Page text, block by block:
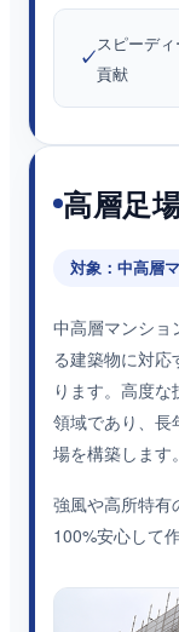
スピーデ
貢献
高層足
対象：中高層
中高層マンショ
る建築物に対
ります。高度
領域であり、長
場を構築します。
強風や高所特有
100%安心して